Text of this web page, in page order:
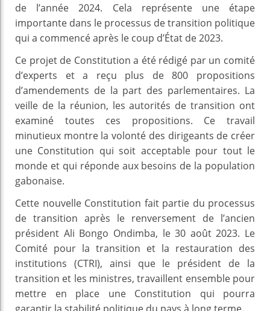
de l’année 2024. Cela représente une étape
importante dans le processus de transition politique
qui a commencé après le coup d’État de 2023.
Ce projet de Constitution a été rédigé par un comité
d’experts et a reçu plus de 800 propositions
d’amendements de la part des parlementaires. La
veille de la réunion, les autorités de transition ont
examiné toutes ces propositions. Ce travail
minutieux montre la volonté des dirigeants de créer
une Constitution qui soit acceptable pour tout le
monde et qui réponde aux besoins de la population
gabonaise.
Cette nouvelle Constitution fait partie du processus
de transition après le renversement de l’ancien
président Ali Bongo Ondimba, le 30 août 2023. Le
Comité pour la transition et la restauration des
institutions (CTRI), ainsi que le président de la
transition et les ministres, travaillent ensemble pour
mettre en place une Constitution qui pourra